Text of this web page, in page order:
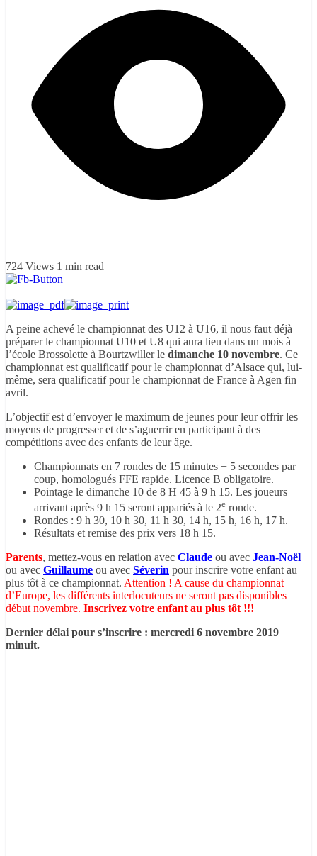
724 Views 1 min read
A peine achevé le championnat des U12 à U16, il nous faut déjà
préparer le championnat U10 et U8 qui aura lieu dans un mois à
l’école Brossolette à Bourtzwiller le dimanche 10 novembre. Ce
championnat est qualificatif pour le championnat d’Alsace qui, lui-
même, sera qualificatif pour le championnat de France à Agen fin
avril.
L’objectif est d’envoyer le maximum de jeunes pour leur offrir les
moyens de progresser et de s’aguerrir en participant à des
compétitions avec des enfants de leur âge.
Championnats en 7 rondes de 15 minutes + 5 secondes par
coup, homologués FFE rapide. Licence B obligatoire.
Pointage le dimanche 10 de 8 H 45 à 9 h 15. Les joueurs
arrivant après 9 h 15 seront appariés à le 2e ronde.
Rondes : 9 h 30, 10 h 30, 11 h 30, 14 h, 15 h, 16 h, 17 h.
Résultats et remise des prix vers 18 h 15.
Parents, mettez-vous en relation avec Claude ou avec Jean-Noël
ou avec Guillaume ou avec Séverin pour inscrire votre enfant au
plus tôt à ce championnat. Attention ! A cause du championnat
d’Europe, les différents interlocuteurs ne seront pas disponibles
début novembre. Inscrivez votre enfant au plus tôt !!!
Dernier délai pour s’inscrire : mercredi 6 novembre 2019
minuit.